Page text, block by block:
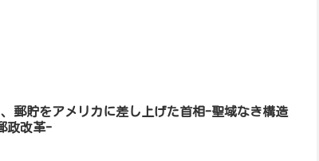
郵貯をアメリカに差し上げた首相-聖域なき構造
政改革-